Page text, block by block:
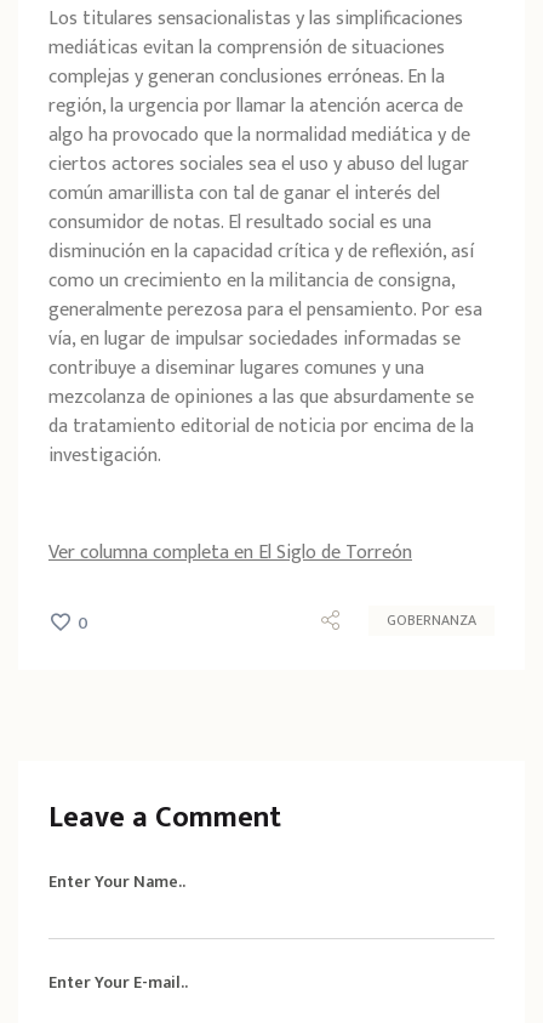
Los titulares sensacionalistas y las simplificaciones
mediáticas evitan la comprensión de situaciones
complejas y generan conclusiones erróneas. En la
región, la urgencia por llamar la atención acerca de
algo ha provocado que la normalidad mediática y de
ciertos actores sociales sea el uso y abuso del lugar
común amarillista con tal de ganar el interés del
consumidor de notas. El resultado social es una
disminución en la capacidad crítica y de reflexión, así
como un crecimiento en la militancia de consigna,
generalmente perezosa para el pensamiento. Por esa
vía, en lugar de impulsar sociedades informadas se
contribuye a diseminar lugares comunes y una
mezcolanza de opiniones a las que absurdamente se
da tratamiento editorial de noticia por encima de la
investigación.
Ver columna completa en El Siglo de Torreón
0 GOBERNANZA
Leave a Comment
Enter Your Name..
Enter Your E-mail..